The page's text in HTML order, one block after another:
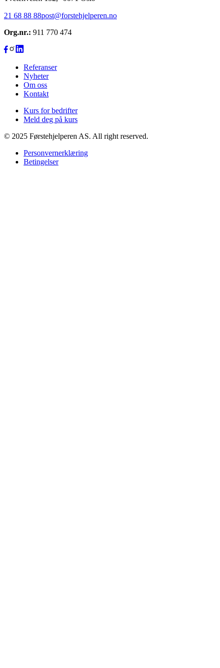
21 68 88 88post@forstehjelperen.no
Org.nr.: 911 770 474
Referanser
Nyheter
Om oss
Kontakt
Kurs for bedrifter
Meld deg på kurs
© 2025 Førstehjelperen AS. All right reserved.
Personvernerklæring
Betingelser